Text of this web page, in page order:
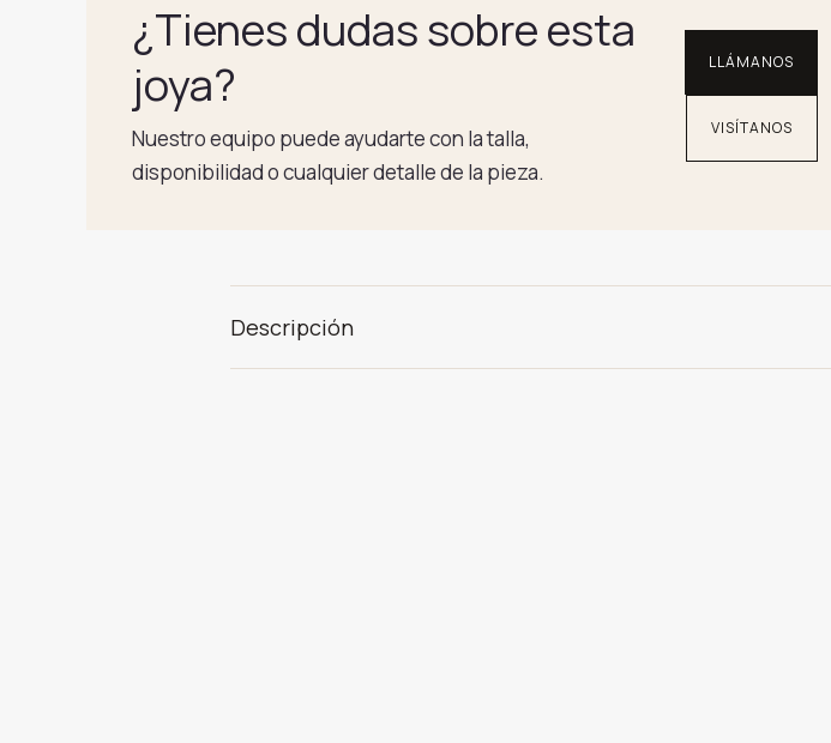
¿Tienes dudas sobre esta
joya?
Nuestro equipo puede ayudarte con la talla,
disponibilidad o cualquier detalle de la pieza.
LLÁMANOS
VISÍTANOS
Descripción